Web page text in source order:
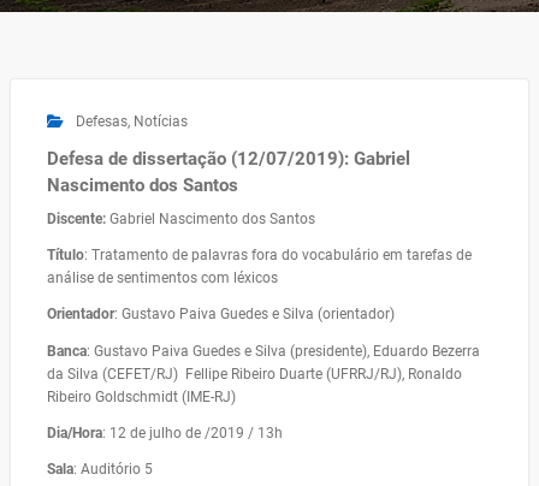
Defesas, Notícias
Defesa de dissertação (12/07/2019): Gabriel
Nascimento dos Santos
Discente: Gabriel Nascimento dos Santos
Título: Tratamento de palavras fora do vocabulário em tarefas de
análise de sentimentos com léxicos
Orientador: Gustavo Paiva Guedes e Silva (orientador)
Banca: Gustavo Paiva Guedes e Silva (presidente), Eduardo Bezerra
da Silva (CEFET/RJ) Fellipe Ribeiro Duarte (UFRRJ/RJ), Ronaldo
Ribeiro Goldschmidt (IME-RJ)
Dia/Hora: 12 de julho de /2019 / 13h
Sala: Auditório 5